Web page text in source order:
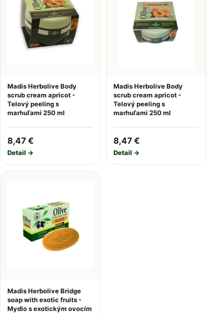
Madis Herbolive Body
scrub cream apricot -
Telový peeling s
marhuľami 250 ml
8,47 €
Detail →
Madis Herbolive Body
scrub cream apricot -
Telový peeling s
marhuľami 250 ml
8,47 €
Detail →
Madis Herbolive Bridge
soap with exotic fruits -
Mydlo s exotickým ovocím